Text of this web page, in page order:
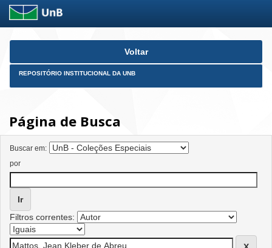
Skip
Voltar
REPOSITÓRIO INSTITUCIONAL DA UNB
Página de Busca
Buscar em:
por
Filtros correntes: